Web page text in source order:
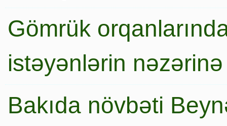
Gömrük
istəyənlərin nəzərinə
Bakıda növbəti